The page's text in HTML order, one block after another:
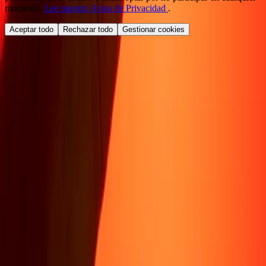
momento. Lee nuestro Aviso de Privacidad .
Aceptar todo Rechazar todo Gestionar cookies